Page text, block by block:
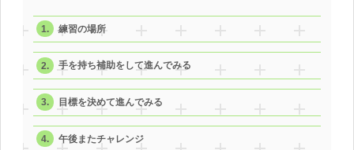
練習の場所
手を持ち補助をして進んでみる
目標を決めて進んでみる
午後またチャレンジ